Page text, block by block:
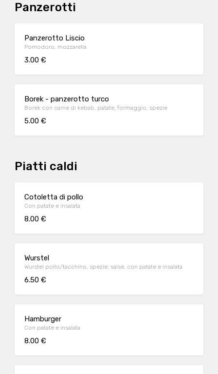
Panzerotti
Panzerotto Liscio
Pomodoro, mozzarella
3.00 €
Borek - panzerotto turco
Borek con carne di kebab, patate, formaggio, spezie
5.00 €
Piatti caldi
Cotoletta di pollo
Con patate e insalata
8.00 €
Wurstel
Wurstel pollo/tacchino, spezie, salse, con patate e insalata
6.50 €
Hamburger
Con patate e insalata
8.00 €